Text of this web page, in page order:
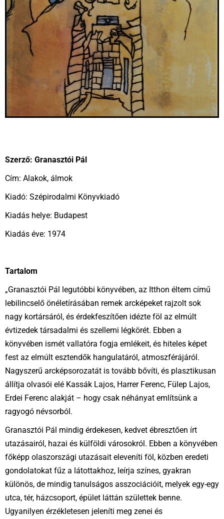
Szerző: Granasztói Pál
Cím: Alakok, álmok
Kiadó: Szépirodalmi Könyvkiadó
Kiadás helye: Budapest
Kiadás éve: 1974
Tartalom
„Granasztói Pál legutóbbi könyvében, az Itthon éltem című
lebilincselő önéletírásában remek arcképeket rajzolt sok
nagy kortársáról, és érdekfeszítően idézte föl az elmúlt
évtizedek társadalmi és szellemi légkörét. Ebben a
könyvében ismét vallatóra fogja emlékeit, és hiteles képet
fest az elmúlt esztendők hangulatáról, atmoszférájáról.
Nagyszerű arcképsorozatát is tovább bővíti, és plasztikusan
állítja olvasói elé Kassák Lajos, Harrer Ferenc, Fülep Lajos,
Erdei Ferenc alakját – hogy csak néhányat említsünk a
ragyogó névsorból.
Granasztói Pál mindig érdekesen, kedvet ébresztően írt
utazásairól, hazai és külföldi városokról. Ebben a könyvében
főképp olaszországi utazásait eleveníti föl, közben eredeti
gondolatokat fűz a látottakhoz, leírja színes, gyakran
különös, de mindig tanulságos asszociációit, melyek egy-egy
utca, tér, házcsoport, épület láttán születtek benne.
Ugyanilyen érzékletesen jeleníti meg zenei és